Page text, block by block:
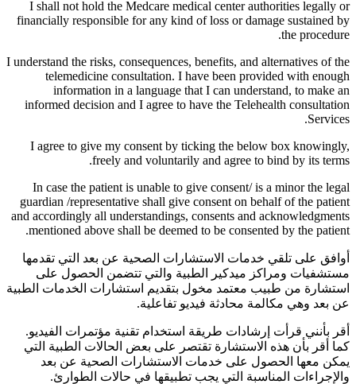
I shall not hold the Medcare medical center authorities legally or
financially responsible for any kind of loss or damage sustained by
the procedure.
I understand the risks, consequences, benefits, and alternatives of the
telemedicine consultation. I have been provided with enough
information in a language that I can understand, to make an
informed decision and I agree to have the Telehealth consultation
Services.
I agree to give my consent by ticking the below box knowingly,
freely and voluntarily and agree to bind by its terms.
In case the patient is unable to give consent/ is a minor the legal
guardian /representative shall give consent on behalf of the patient
and accordingly all understandings, consents and acknowledgments
mentioned above shall be deemed to be consented by the patient.
أوافق على تلقي خدمات الاستشارات الصحية عن بعد التي تقدمها
مستشفيات ومراكز ميدكير الطبية والتي تتضمن الحصول على
استشارة من طبيب معتمد مخول بتقديم استشارات الخدمات الطبية
عن بعد وهي مكالمة محادثة فيديو تفاعلية.
أقر بأنني قرأت إرشادات طريقة استخدام تقنية مؤتمرات الفيديو.
كما أقر بأن هذه الاستشارة تقتصر على بعض الحالات الطبية التي
يمكن معها الحصول على خدمات الاستشارات الصحية عن بعد
والإجراءات المناسبة التي يجب تطبيقها في حالات الطوارئ.